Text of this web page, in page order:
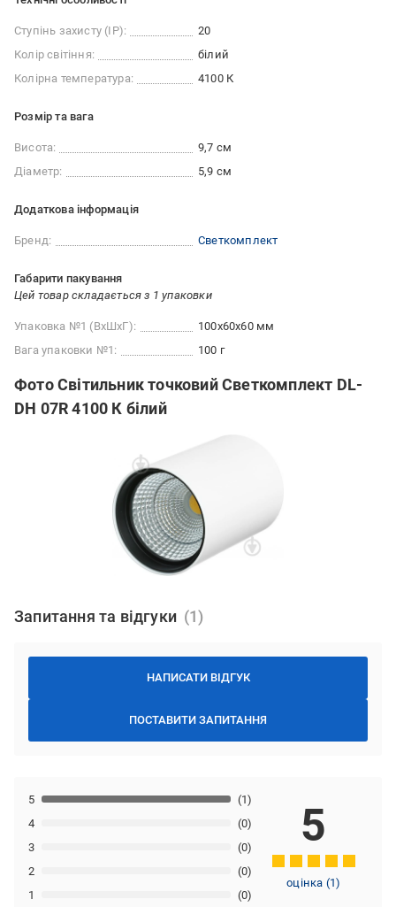
Ступінь захисту (IP):
20
Колір світіння:
білий
Колірна температура:
4100 К
Розмір та вага
Висота:
9,7 см
Діаметр:
5,9 см
Додаткова інформація
Бренд: Светкомплект
Габарити пакування
Цей товар складається з 1 упаковки
Упаковка №1 (ВхШхГ):
100x60x60 мм
Вага упаковки №1:
100 г
Фото Світильник точковий Светкомплект DL-
DH 07R 4100 К білий
Запитання та відгуки
НАПИСАТИ ВІДГУК
ПОСТАВИТИ ЗАПИТАННЯ
1 (0)
2 (0)
3 (0)
4 (0)
5 (1)
5
оцінка (1)